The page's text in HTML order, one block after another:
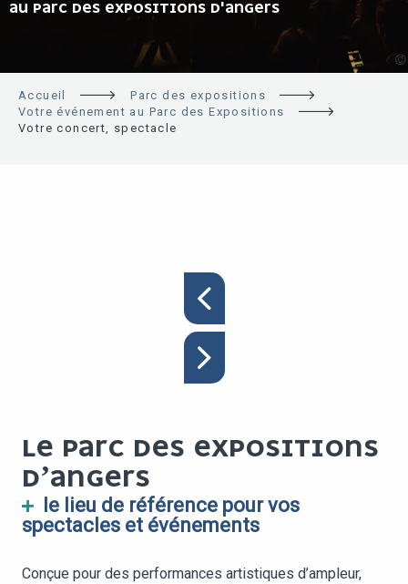
AU PARC DES EXPOSITIONS D'ANGERS
Accueil
Parc des expositions
Votre événement au Parc des Expositions
Votre concert, spectacle
LE PARC DES EXPOSITIONS
D’ANGERS
le lieu de référence pour vos
spectacles et événements
Conçue pour des performances artistiques d’ampleur,